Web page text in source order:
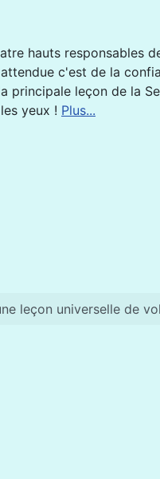
hauts responsables
c'est de la
leçon de la
yeux ! Plus...
leçon universelle de